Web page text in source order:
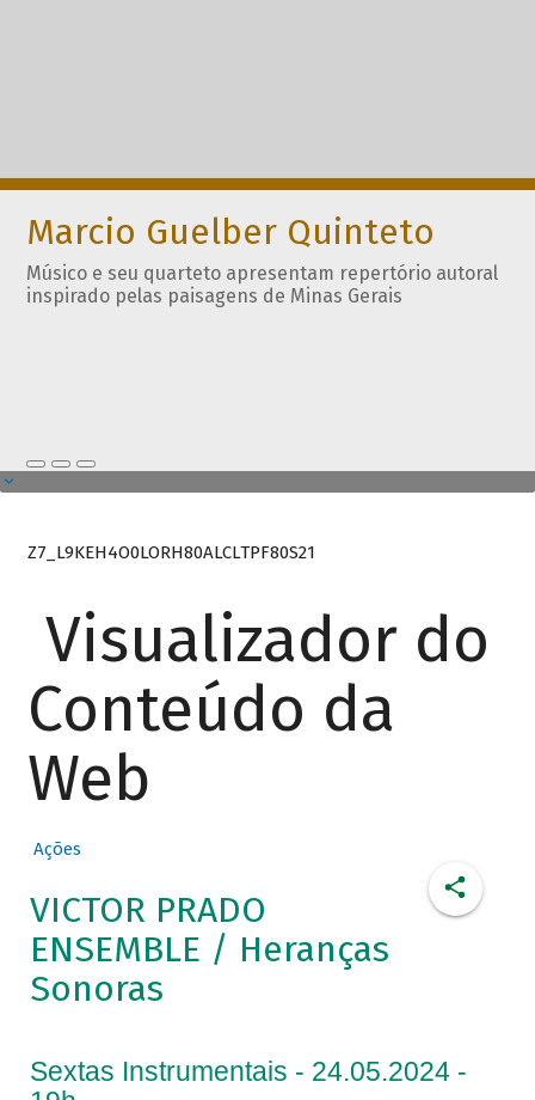
Marcio Guelber Quinteto
Músico e seu quarteto apresentam repertório autoral
inspirado pelas paisagens de Minas Gerais
Z7_L9KEH4O0LORH80ALCLTPF80S21
Visualizador do
Conteúdo da
Web
Ações
VICTOR PRADO
ENSEMBLE / Heranças
Sonoras
Sextas Instrumentais - 24.05.2024 -